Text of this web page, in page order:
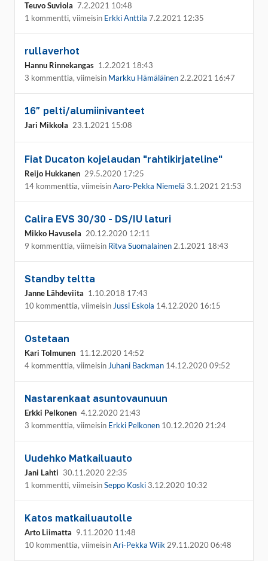
Teuvo Suviola 7.2.2021 10:48
1 kommentti, viimeisin Erkki Anttila 7.2.2021 12:35
rullaverhot
Hannu Rinnekangas 1.2.2021 18:43
3 kommenttia, viimeisin Markku Hämäläinen 2.2.2021 16:47
16” pelti/alumiinivanteet
Jari Mikkola 23.1.2021 15:08
Fiat Ducaton kojelaudan "rahtikirjateline"
Reijo Hukkanen 29.5.2020 17:25
14 kommenttia, viimeisinAaro-Pekka Niemelä 3.1.2021 21:53
Calira EVS 30/30 - DS/IU laturi
Mikko Havusela 20.12.2020 12:11
9 kommenttia, viimeisin Ritva Suomalainen 2.1.2021 18:43
Standby teltta
Janne Lähdeviita 1.10.2018 17:43
10 kommenttia, viimeisin Jussi Eskola 14.12.2020 16:15
Ostetaan
Kari Tolmunen 11.12.2020 14:52
4 kommenttia, viimeisin Juhani Backman 14.12.2020 09:52
Nastarenkaat asuntovaunuun
Erkki Pelkonen 4.12.2020 21:43
3 kommenttia, viimeisin Erkki Pelkonen 10.12.2020 21:24
Uudehko Matkailuauto
Jani Lahti 30.11.2020 22:35
1 kommentti, viimeisinSeppo Koski 3.12.2020 10:32
Katos matkailuautolle
Arto Liimatta 9.11.2020 11:48
10 kommenttia, viimeisinAri-Pekka Wiik 29.11.2020 06:48